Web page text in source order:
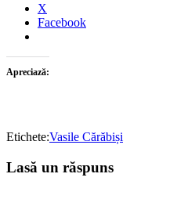
X
Facebook
Apreciază:
Etichete:Vasile Cărăbiși
Lasă un răspuns